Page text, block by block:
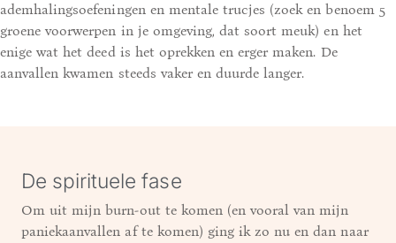
ademhalingsoefeningen en mentale trucjes (zoek en benoem 5
groene voorwerpen in je omgeving, dat soort meuk) en het
enige wat het deed is het oprekken en erger maken. De
aanvallen kwamen steeds vaker en duurde langer.
De spirituele fase
Om uit mijn burn-out te komen (en vooral van mijn
paniekaanvallen af te komen) ging ik zo nu en dan naar